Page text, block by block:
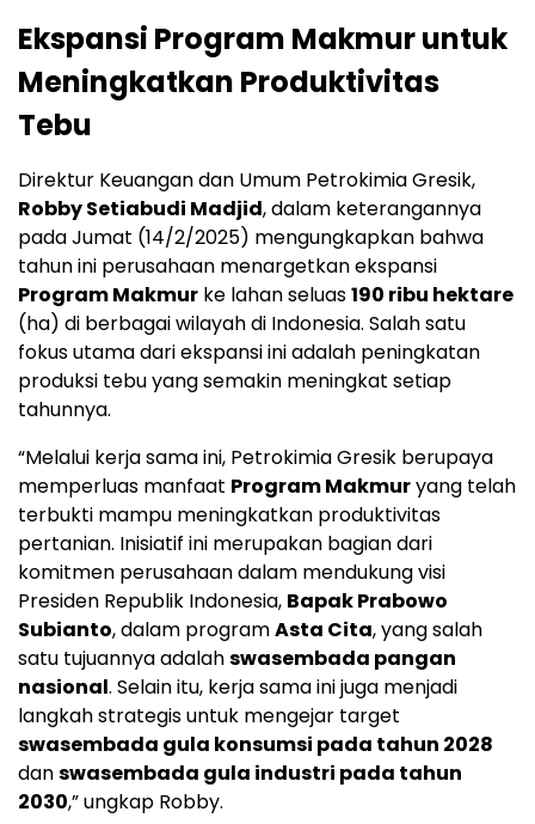
Ekspansi Program Makmur untuk
Meningkatkan Produktivitas
Tebu
Direktur Keuangan dan Umum Petrokimia Gresik,
Robby Setiabudi Madjid, dalam keterangannya
pada Jumat (14/2/2025) mengungkapkan bahwa
tahun ini perusahaan menargetkan ekspansi
Program Makmur ke lahan seluas190 ribu hektare
(ha) di berbagai wilayah di Indonesia. Salah satu
fokus utama dari ekspansi ini adalah peningkatan
produksi tebu yang semakin meningkat setiap
tahunnya.
“Melalui kerja sama ini, Petrokimia Gresik berupaya
memperluas manfaat Program Makmuryang telah
terbukti mampu meningkatkan produktivitas
pertanian. Inisiatif ini merupakan bagian dari
komitmen perusahaan dalam mendukung visi
Presiden Republik Indonesia, Bapak Prabowo
Subianto, dalam programAsta Cita, yang salah
satu tujuannya adalahswasembada pangan
nasional. Selain itu, kerja sama ini juga menjadi
langkah strategis untuk mengejar target
swasembada gula konsumsi pada tahun 2028
danswasembada gula industri pada tahun
2030,” ungkap Robby.